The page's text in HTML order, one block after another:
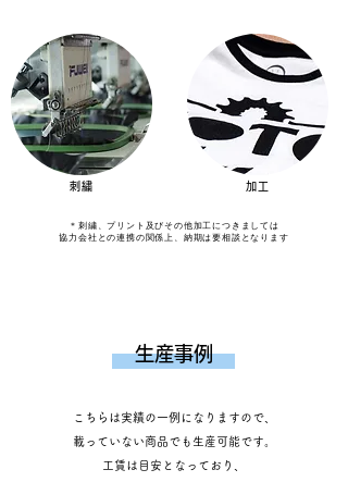
刺繍 加工
＊刺繍、プリント及びその他加工につきましては
​協力会社との連携の関係上、納期は要相談となります
​生産事例
こちらは実績の一例になりますので、
載っていない商品でも生産可能です。
​​工賃は目安となっており、